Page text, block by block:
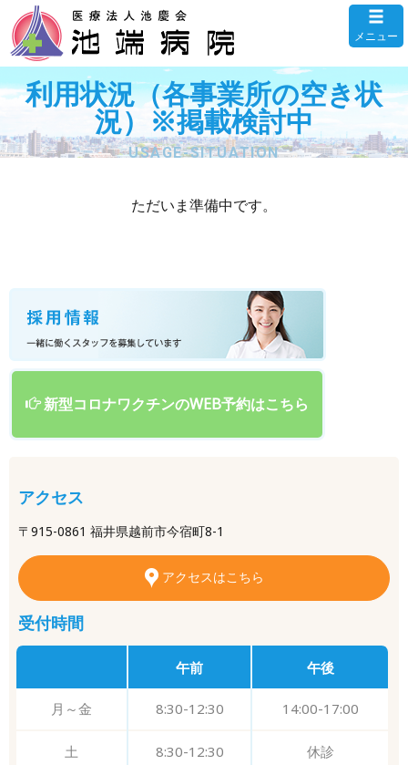
メニュー
利用状況（各事業所の空き状
況）※掲載検討中
USAGE-SITUATION
ただいま準備中です。
新型コロナワクチンのWEB予約はこちら
アクセス
〒915-0861 福井県越前市今宿町8-1
アクセスはこちら
受付時間
午前 午後
月～金 8:30-12:30 14:00-17:00
土 8:30-12:30 休診